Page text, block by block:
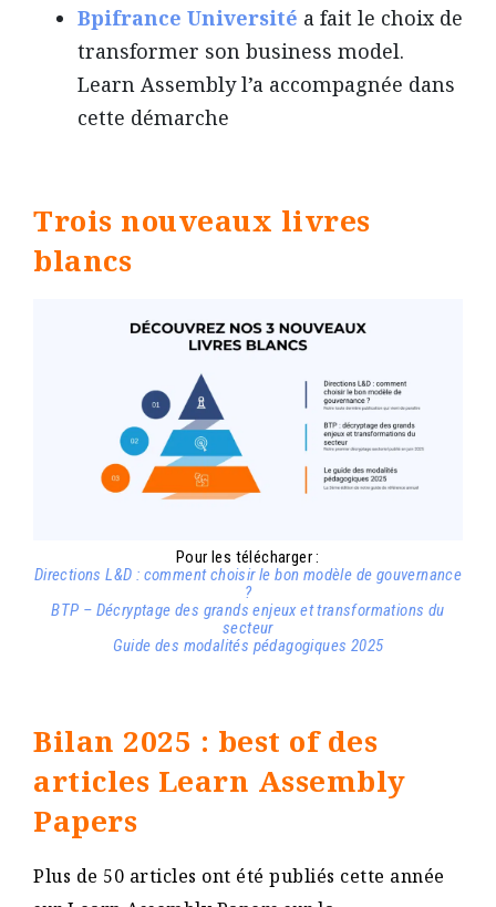
Bpifrance Université a fait le choix de
transformer son business model.
Learn Assembly l’a accompagnée dans
cette démarche
Trois nouveaux livres
blancs
Pour les télécharger :
Directions L&D : comment choisir le bon modèle de gouvernance
?
BTP – Décryptage des grands enjeux et transformations du
secteur
Guide des modalités pédagogiques 2025
Bilan 2025 : best of des
articles Learn Assembly
Papers
Plus de 50 articles ont été publiés cette année